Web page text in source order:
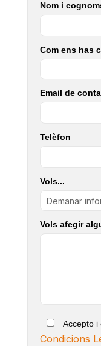
Nom i
Com ens has
Email de
Telèfon
Vols...
Vols afegir
Accepto i
Condicions